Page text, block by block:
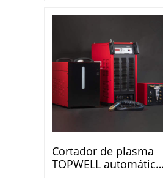
de arco piloto portátil
Cortador de plasma
TOPWELL automático